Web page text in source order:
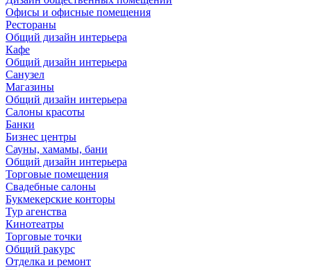
Офисы и офисные помещения
Рестораны
Общий дизайн интерьера
Кафе
Общий дизайн интерьера
Санузел
Магазины
Общий дизайн интерьера
Салоны красоты
Банки
Бизнес центры
Сауны, хамамы, бани
Общий дизайн интерьера
Торговые помещения
Свадебные салоны
Букмекерские конторы
Тур агенства
Кинотеатры
Торговые точки
Общий ракурс
Отделка и ремонт